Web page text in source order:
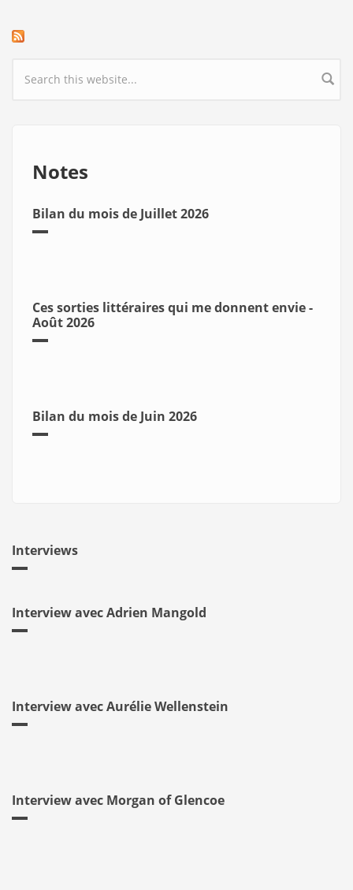
Search form
Notes
Bilan du mois de Juillet 2026
Ces sorties littéraires qui me donnent envie -
Août 2026
Bilan du mois de Juin 2026
Interviews
Interview avec Adrien Mangold
Interview avec Aurélie Wellenstein
Interview avec Morgan of Glencoe